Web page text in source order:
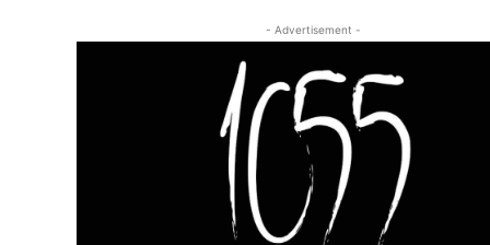
- Advertisement -